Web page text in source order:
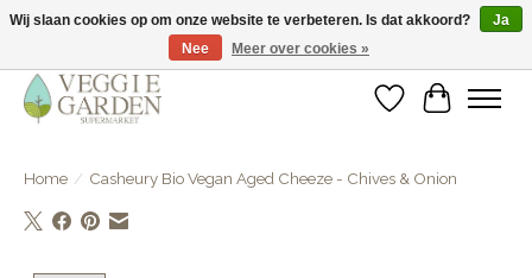
vegan & veggie products | free store pick-up
Verlanglijst
Home / Casheury Bio Vegan Aged Cheeze - Chives & Onion
Wij slaan cookies op om onze website te verbeteren. Is dat akkoord?
Ja
Nee
Meer over cookies »